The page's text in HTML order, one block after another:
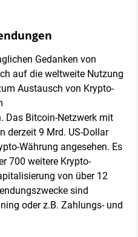
Gedanken von
auf die weltweite Nutzung
Austausch von Krypto-
Das Bitcoin-Netzwerk mit
derzeit 9 Mrd. US-Dollar
Währung angesehen. Es
700 weitere Krypto-
von über 12
sind
oder z.B. Zahlungs- und